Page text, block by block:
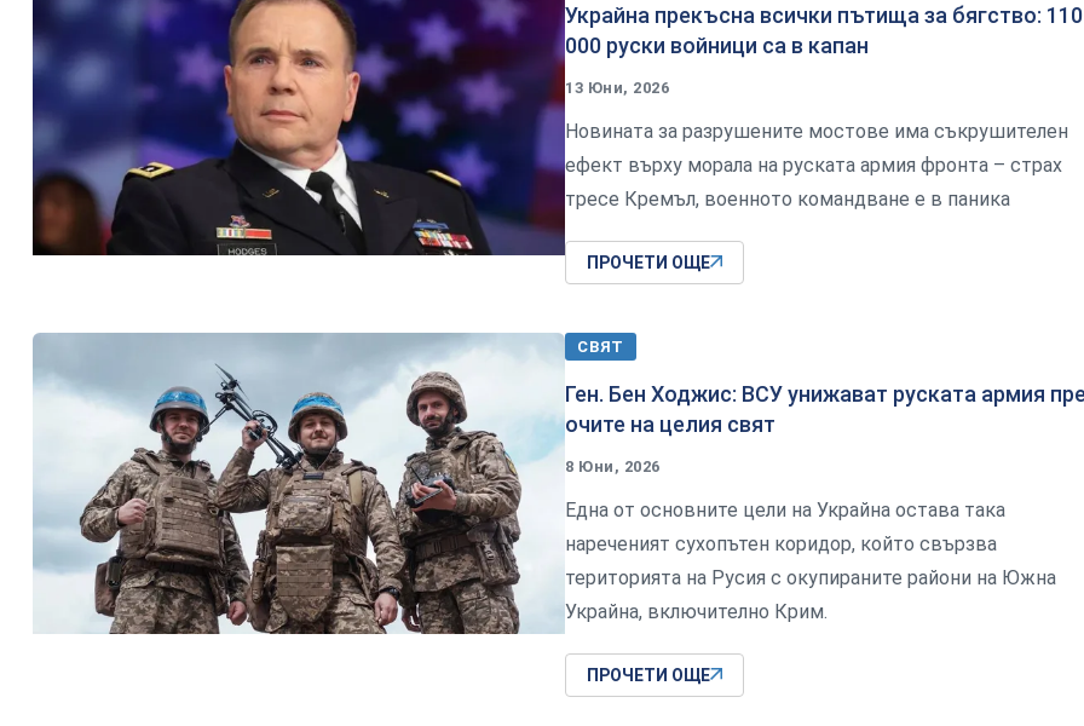
Украйна прекъсна всички пътища за бягство: 110
000 руски войници са в капан
13 Юни, 2026
Новината за разрушените мостове има съкрушителен
ефект върху морала на руската армия фронта – страх
тресе Кремъл, военното командване е в паника
ПРОЧЕТИ ОЩЕ
СВЯТ
Ген. Бен Ходжис: ВСУ унижават руската армия
очите на целия свят
8 Юни, 2026
Една от основните цели на Украйна остава така
нареченият сухопътен коридор, който свързва
територията на Русия с окупираните райони на Южна
Украйна, включително Крим.
ПРОЧЕТИ ОЩЕ